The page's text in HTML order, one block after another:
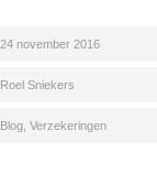
24 november 2016
Roel Sniekers
Blog Verzekeringen